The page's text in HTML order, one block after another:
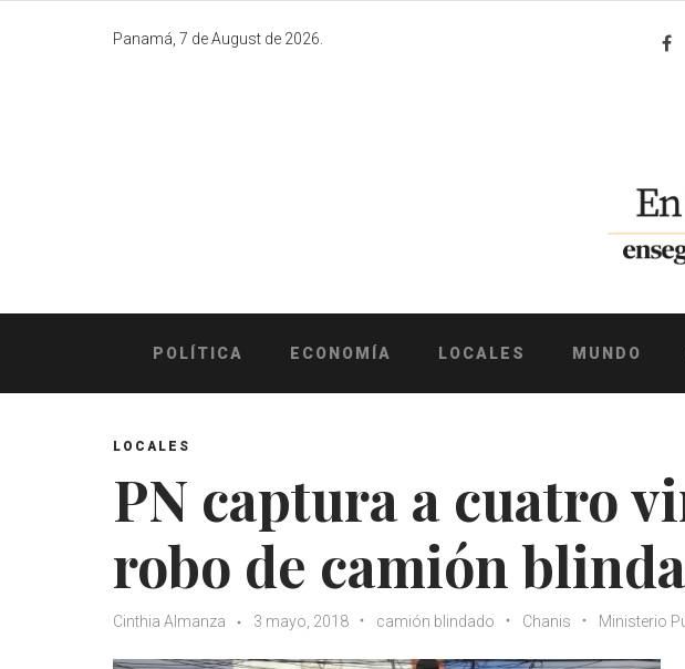
Panamá, 7 de August de 2026.
POLÍTICA ECONOMÍA LOCALES MUNDO
LOCALES
PN captura a cuatro
robo de camión
Cinthia Almanza 3 mayo, 2018 camión blindado Chanis Ministerio